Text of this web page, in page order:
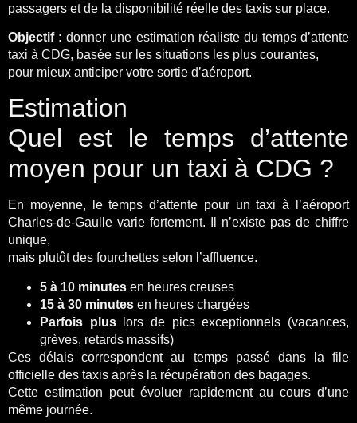
passagers et de la disponibilité réelle des taxis sur place.
Objectif : donner une estimation réaliste du temps d’attente
taxi à CDG, basée sur les situations les plus courantes,
pour mieux anticiper votre sortie d’aéroport.
Estimation
Quel est le temps d’attente
moyen pour un taxi à CDG ?
En moyenne, le temps d’attente pour un taxi à l’aéroport
Charles-de-Gaulle varie fortement. Il n’existe pas de chiffre
unique,
mais plutôt des fourchettes selon l’affluence.
5 à 10 minutes en heures creuses
15 à 30 minutes en heures chargées
Parfois pluslors de pics exceptionnels (vacances,
grèves, retards massifs)
Ces délais correspondent au temps passé dans la file
officielle des taxis après la récupération des bagages.
Cette estimation peut évoluer rapidement au cours d’une
même journée.